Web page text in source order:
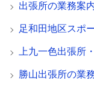
出張所の業務案
足和田地区スポ
上九一色出張所
勝山出張所の業